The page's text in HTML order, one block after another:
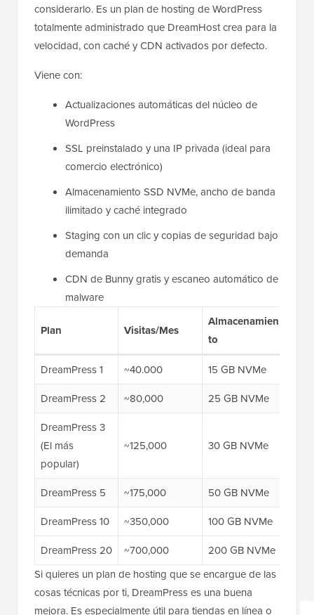
considerarlo. Es un plan de hosting de WordPress
totalmente administrado que DreamHost crea para la
velocidad, con caché y CDN activados por defecto.
Viene con:
Actualizaciones automáticas del núcleo de
WordPress
SSL preinstalado y una IP privada (ideal para
comercio electrónico)
Almacenamiento SSD NVMe, ancho de banda
ilimitado y caché integrado
Staging con un clic y copias de seguridad bajo
demanda
CDN de Bunny gratis y escaneo automático de
malware
Plan Visitas/Mes
Almacenamien
to
DreamPress 1 ~40.000 15 GB NVMe
DreamPress 2
~80,000 25 GB NVMe
DreamPress 3
(El más
popular)
~125,000 30 GB NVMe
DreamPress 5 ~175,000 50 GB NVMe
DreamPress 10
~350,000 100 GB NVMe
DreamPress 20
~700,000 200 GB NVMe
Si quieres un plan de hosting que se encargue de las
cosas técnicas por ti, DreamPress es una buena
mejora. Es especialmente útil para tiendas en línea o